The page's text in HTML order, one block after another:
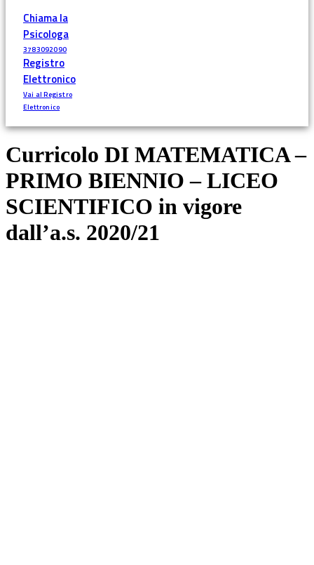
Chiama la
Psicologa
3783092090
Registro
Elettronico
Vai al Registro
Elettronico
Curricolo DI MATEMATICA –
PRIMO BIENNIO – LICEO
SCIENTIFICO in vigore
dall’a.s. 2020/21